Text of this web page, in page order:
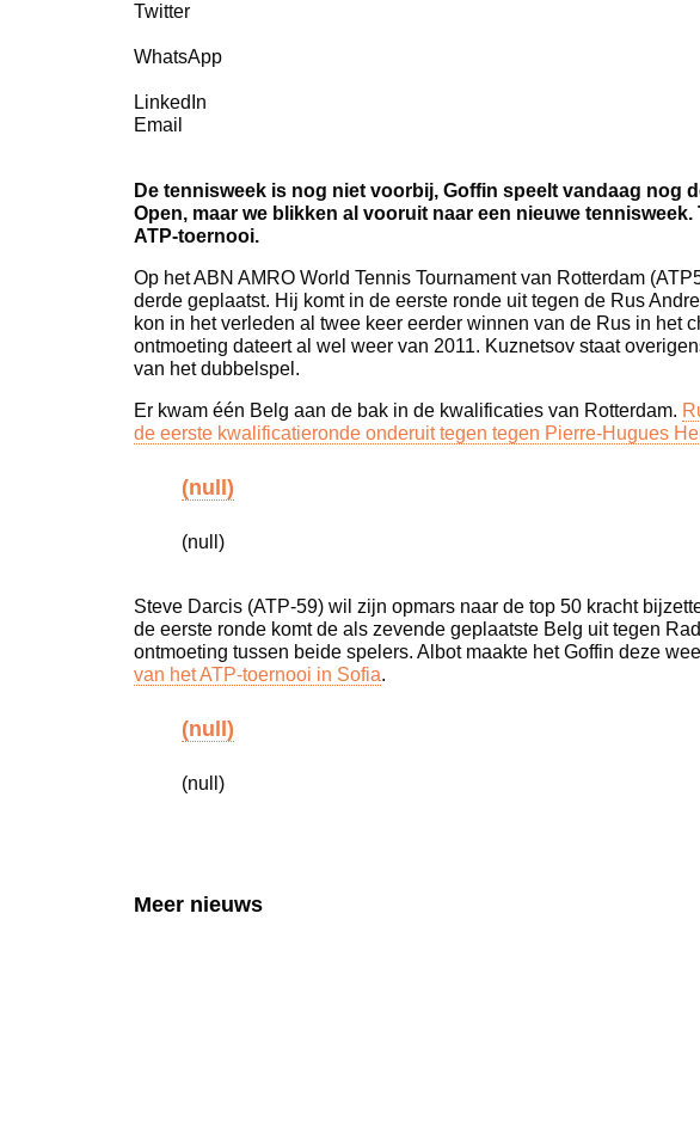
Twitter
WhatsApp
LinkedIn
Email
De tennisweek is nog niet voorbij, Goffin speelt vandaag nog
Open, maar we blikken al vooruit naar een nieuwe
ATP-toernooi.
Op het ABN AMRO World Tennis Tournament van Rotterdam
derde geplaatst. Hij komt in de eerste ronde uit tegen de Rus
kon in het verleden al twee keer eerder winnen van de Rus in het
ontmoeting dateert al wel weer van 2011. Kuznetsov staat
van het dubbelspel.
Er kwam één Belg aan de bak in de kwalificaties van Rotterdam.
de eerste kwalificatieronde onderuit tegen tegen Pierre-Hugues
(null)
(null)
Steve Darcis (ATP-59) wil zijn opmars naar de top 50 kracht
de eerste ronde komt de als zevende geplaatste Belg uit tegen
ontmoeting tussen beide spelers. Albot maakte het Goffin deze
van het ATP-toernooi in Sofia.
(null)
(null)
Meer nieuws